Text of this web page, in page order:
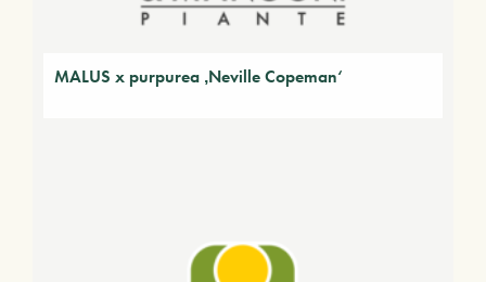
MALUS x purpurea ‚Neville Copeman‘